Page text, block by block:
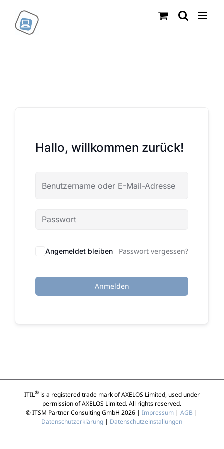
Inhalt
springen
Hallo, willkommen zurück!
Angemeldet bleiben Passwort vergessen?
Anmelden
ITIL®is a registered trade mark of AXELOS Limited, used under
permission of AXELOS Limited. All rights reserved.
© ITSM Partner Consulting GmbH 2026 | Impressum | AGB |
Datenschutzerklärung | Datenschutzeinstallungen